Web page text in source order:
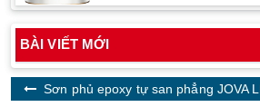
BÀI VIẾT MỚI
Sơn phủ epoxy tự san phẳng JOVA